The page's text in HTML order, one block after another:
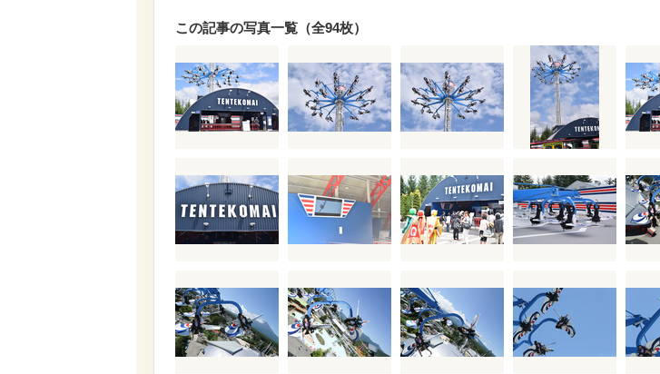
この記事の写真一覧（全94枚）